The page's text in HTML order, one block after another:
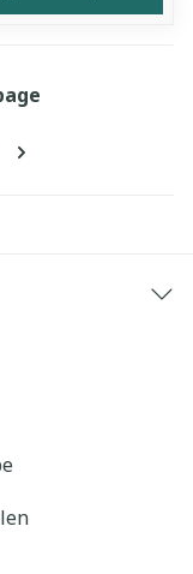
la page